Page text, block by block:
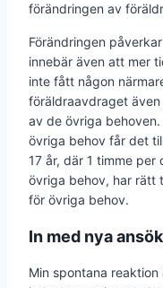
förändringen av
Förändringen
innebär även att mer
inte fått någon
föräldraavdraget
av de övriga
övriga behov får det
17 år, där 1 timme
övriga behov, har rätt
för övriga behov.
In med nya
Min spontana